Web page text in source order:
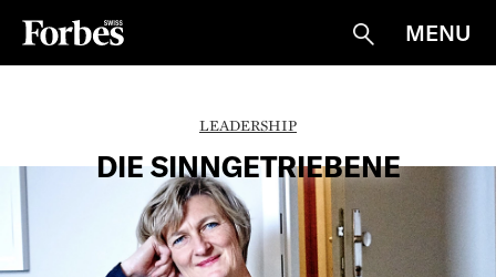
Suche
MENU
LEADERSHIP
DIE SINNGETRIEBENE